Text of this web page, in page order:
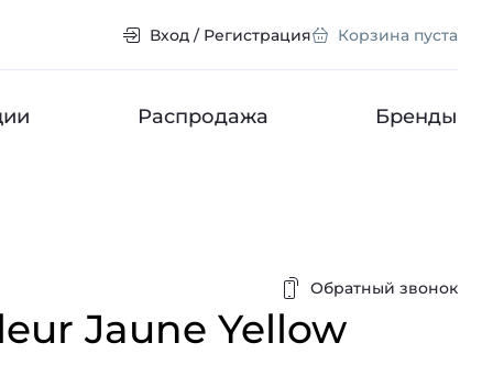
Вход / Регистрация Корзина пуста
Распродажа Бренды
Обратный звонок
Jaune Yellow